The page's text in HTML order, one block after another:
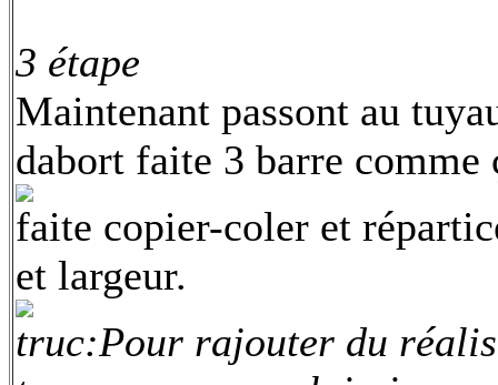
3 étape
Maintenant passont au
dabort faite 3 barre comme
faite copier-coler et
et largeur.
truc:Pour rajouter du